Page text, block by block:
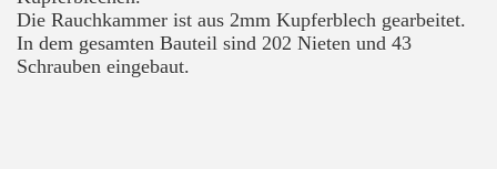
Die Rauchkammer ist aus 2mm Kupferblech gearbeitet.
In dem gesamten Bauteil sind 202 Nieten und 43
Schrauben eingebaut.